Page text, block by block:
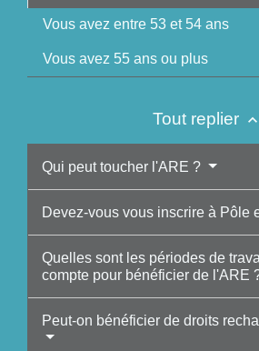
Vous avez entre 53 et 54 ans
Vous avez 55 ans ou plus
Tout replier keyboard_arrow_up
Qui peut toucher l'ARE ?
Devez-vous vous inscrire à Pôle
Quelles sont les périodes de
compte pour bénéficier de l'ARE
Peut-on bénéficier de droits